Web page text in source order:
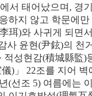
에서 태어났으며 , 경
하지 않고 학문에
珥)와 사귀게 되면
사 윤현(尹鉉)의 천
적성현감(積城縣監)
儀)」 22조를 지어 벽
년(선조 5) 여름에는